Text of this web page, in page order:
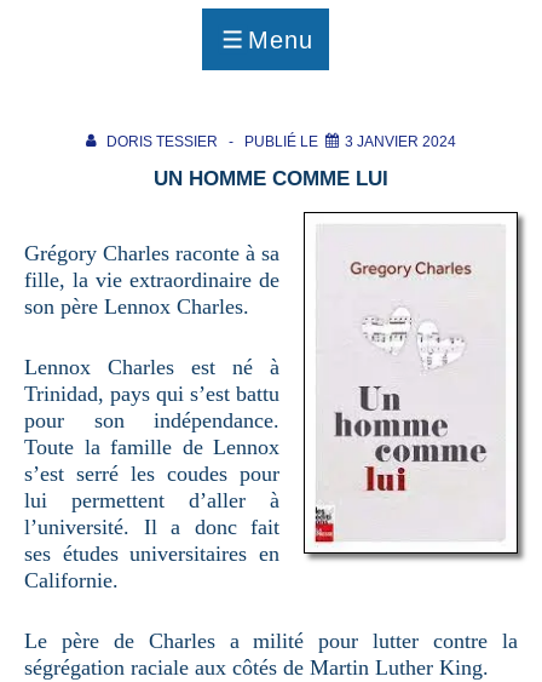
Menu
MENU
DORIS TESSIER PUBLIÉ LE 3 JANVIER 2024
UN HOMME COMME LUI
Grégory Charles raconte à sa
fille, la vie extraordinaire de
son père Lennox Charles.
Lennox Charles est né à
Trinidad, pays qui s’est battu
pour son indépendance.
Toute la famille de Lennox
s’est serré les coudes pour
lui permettent d’aller à
l’université. Il a donc fait
ses études universitaires en
Californie.
Le père de Charles a milité pour lutter contre la
ségrégation raciale aux côtés de Martin Luther King.